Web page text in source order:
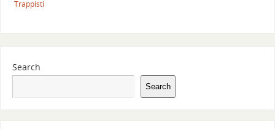
Trappisti
Search
Search